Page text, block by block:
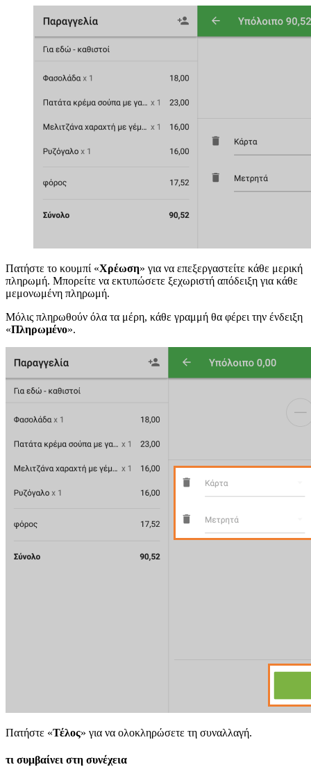
Πατήστε το κουμπί «Χρέωση» για να επεξεργαστείτε κάθε μερική
πληρωμή. Μπορείτε να εκτυπώσετε ξεχωριστή απόδειξη για κάθε
μεμονωμένη πληρωμή.
Μόλις πληρωθούν όλα τα μέρη, κάθε γραμμή θα φέρει την ένδειξη
«Πληρωμένο».
Πατήστε «Τέλος» για να ολοκληρώσετε τη συναλλαγή.
τι συμβαίνει στη συνέχεια